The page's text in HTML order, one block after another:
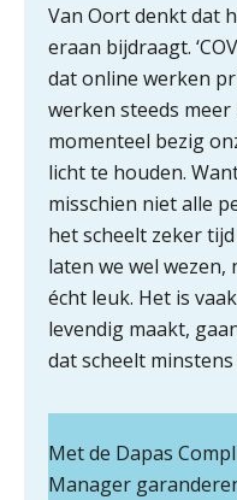
Van Oort denkt dat
eraan bijdraagt.
dat online werken
werken steeds
momenteel bezig
licht te houden.
misschien niet alle
het scheelt zeker
laten we wel wezen,
écht leuk. Het is
levendig maakt,
dat scheelt minstens
Met de Dapas
Manager